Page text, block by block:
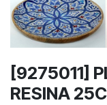
[9275011]
RESINA